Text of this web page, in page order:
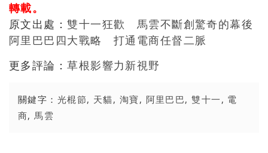
轉載。
原文出處：雙十一狂歡 馬雲不斷創驚奇的幕後
阿里巴巴四大戰略 打通電商任督二脈
更多評論：草根影響力新視野
關鍵字： 光棍節, 天貓, 淘寶, 阿里巴巴,雙十一 , 電
商,馬雲